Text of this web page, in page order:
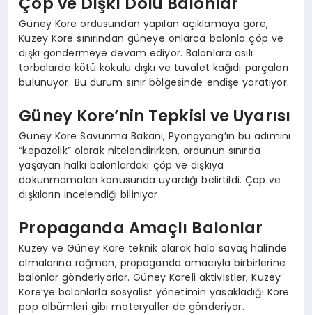
Güney Kore ordusundan yapılan açıklamaya göre,
Kuzey Kore sınırından güneye onlarca balonla çöp ve
dışkı göndermeye devam ediyor. Balonlara asılı
torbalarda kötü kokulu dışkı ve tuvalet kağıdı parçaları
bulunuyor. Bu durum sınır bölgesinde endişe yaratıyor.
Güney Kore’nin Tepkisi ve Uyarısı
Güney Kore Savunma Bakanı, Pyongyang’ın bu adımını
“kepazelik” olarak nitelendirirken, ordunun sınırda
yaşayan halkı balonlardaki çöp ve dışkıya
dokunmamaları konusunda uyardığı belirtildi. Çöp ve
dışkıların incelendiği biliniyor.
Propaganda Amaçlı Balonlar
Kuzey ve Güney Kore teknik olarak hala savaş halinde
olmalarına rağmen, propaganda amacıyla birbirlerine
balonlar gönderiyorlar. Güney Koreli aktivistler, Kuzey
Kore’ye balonlarla sosyalist yönetimin yasakladığı Kore
pop albümleri gibi materyaller de gönderiyor.